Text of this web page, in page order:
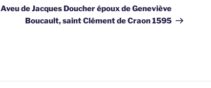
suivant
Aveu de Jacques Doucher époux de Geneviève
Boucault, saint Clément de Craon 1595